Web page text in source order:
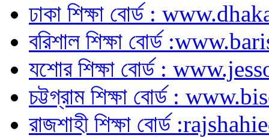
ঢাকা শিক্ষা বোর্ড :
বরিশাল শিক্ষা বোর্ড
যশোর শিক্ষা বোর্ড :
চট্টগ্রাম শিক্ষা বোর্ড :
রাজশাহী শিক্ষা বোর্ড